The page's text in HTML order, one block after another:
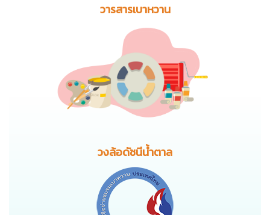
วารสารเบาหวาน
วงล้อดัชนีน้ำตาล